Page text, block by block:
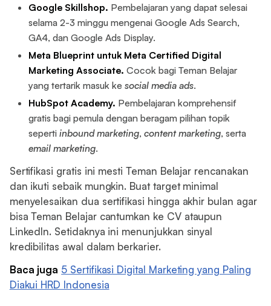
Google Skillshop. Pembelajaran yang dapat selesai
selama 2-3 minggu mengenai Google Ads Search,
GA4, dan Google Ads Display.
Meta Blueprint untuk Meta Certified Digital
Marketing Associate.Cocok bagi Teman Belajar
yang tertarik masuk kesocial media ads.
HubSpot Academy. Pembelajaran komprehensif
gratis bagi pemula dengan beragam pilihan topik
sepertiinbound marketing,content marketing, serta
email marketing.
Sertifikasi gratis ini mesti Teman Belajar rencanakan
dan ikuti sebaik mungkin. Buat target minimal
menyelesaikan dua sertifikasi hingga akhir bulan agar
bisa Teman Belajar cantumkan ke CV ataupun
LinkedIn. Setidaknya ini menunjukkan sinyal
kredibilitas awal dalam berkarier.
Baca juga 5 Sertifikasi Digital Marketing yang Paling
Diakui HRD Indonesia